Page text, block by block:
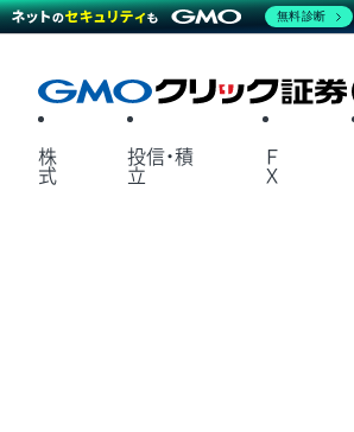
株
式
投信・積
立
Ｆ
Ｘ
無料診断